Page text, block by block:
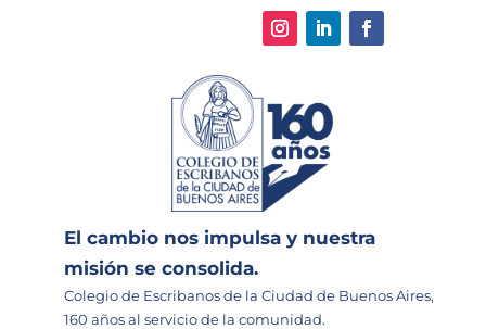
El cambio nos impulsa y nuestra
misión se consolida.
Colegio de Escribanos de la Ciudad de Buenos Aires,
160 años al servicio de la comunidad.